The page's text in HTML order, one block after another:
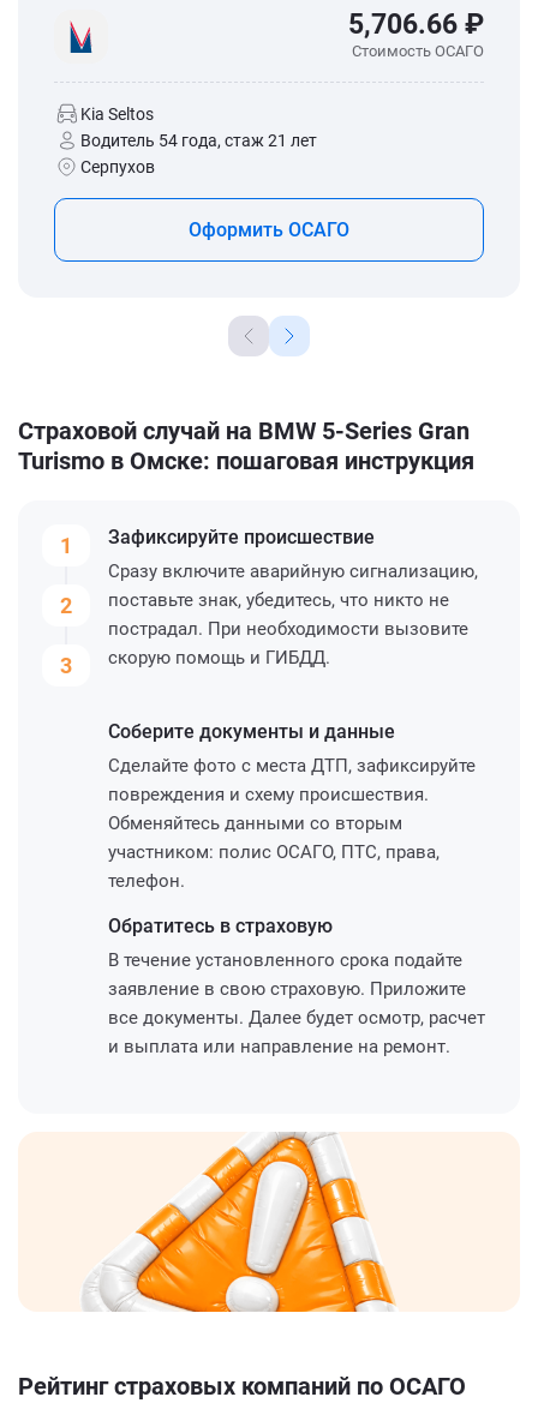
5,706.66 ₽
Стоимость ОСАГО
Kia Seltos
Водитель 54 года, стаж 21 лет
Серпухов
Оформить ОСАГО
Страховой случай на BMW 5-Series Gran
Turismo в Омске: пошаговая инструкция
1
2
3
Зафиксируйте происшествие
Сразу включите аварийную сигнализацию,
поставьте знак, убедитесь, что никто не
пострадал. При необходимости вызовите
скорую помощь и ГИБДД.
Соберите документы и данные
Сделайте фото с места ДТП, зафиксируйте
повреждения и схему происшествия.
Обменяйтесь данными со вторым
участником: полис ОСАГО, ПТС, права,
телефон.
Обратитесь в страховую
В течение установленного срока подайте
заявление в свою страховую. Приложите
все документы. Далее будет осмотр, расчет
и выплата или направление на ремонт.
Рейтинг страховых компаний по ОСАГО